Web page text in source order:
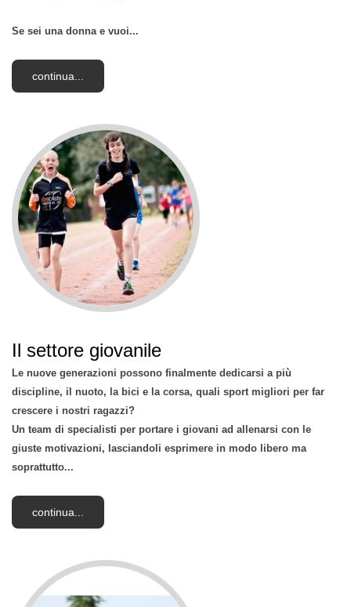
Se sei una donna e vuoi...
continua...
Il settore giovanile
Le nuove generazioni possono finalmente dedicarsi a più
discipline, il nuoto, la bici e la corsa, quali sport migliori per far
crescere i nostri ragazzi?
Un team di specialisti per portare i giovani ad allenarsi con le
giuste motivazioni, lasciandoli esprimere in modo libero ma
soprattutto...
continua...